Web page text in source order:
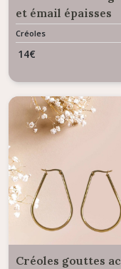
et émail épaisses
14.5mm
Créoles
14€
Créoles gouttes